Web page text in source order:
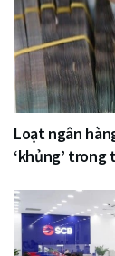
Loạt ngân
‘khủng’ trong